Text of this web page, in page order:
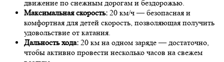
движение по снежным дорогам и бездорожью.
Максимальная скорость: 20 км/ч — безопасная и
комфортная для детей скорость, позволяющая получить
удовольствие от катания.
Дальность хода: 20 км на одном заряде — достаточно,
чтобы активно провести несколько часов на свежем